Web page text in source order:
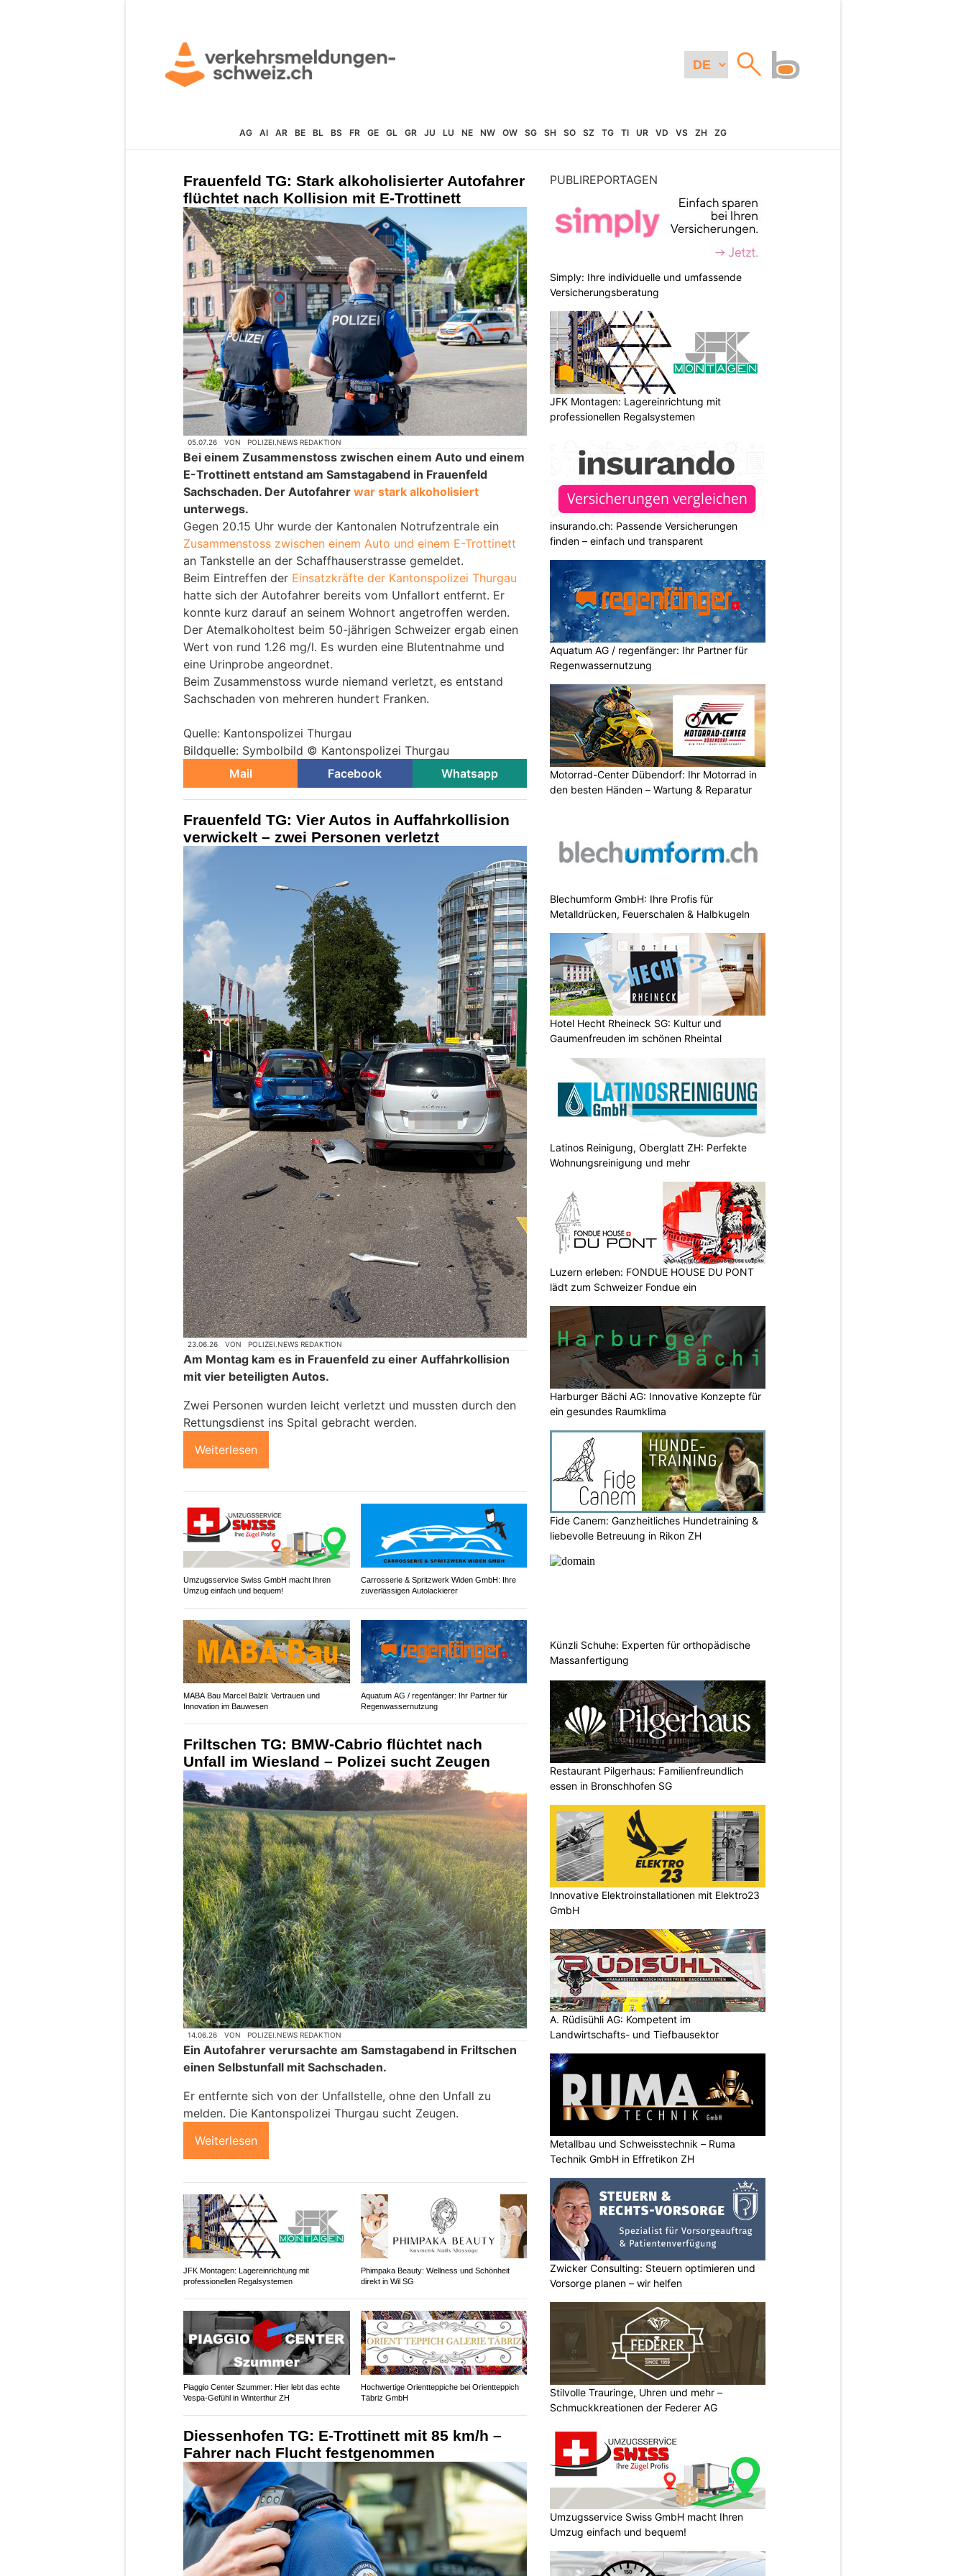
AG AI AR BE BL BS FR GE GL GR JU LU NE NW OW SG SH SO SZ TG TI UR VD VS ZH ZG
Frauenfeld TG: Stark alkoholisierter Autofahrer
flüchtet nach Kollision mit E-Trottinett
05.07.26 VON POLIZEI.NEWS REDAKTION
Bei einem Zusammenstoss zwischen einem Auto und einem
E-Trottinett entstand am Samstagabend in Frauenfeld
Sachschaden. Der Autofahrer war stark alkoholisiert
unterwegs.
Gegen 20.15 Uhr wurde der Kantonalen Notrufzentrale ein
Zusammenstoss zwischen einem Auto und einem E-Trottinett
an Tankstelle an der Schaffhauserstrasse gemeldet.
Beim Eintreffen der Einsatzkräfte der Kantonspolizei Thurgau
hatte sich der Autofahrer bereits vom Unfallort entfernt. Er
konnte kurz darauf an seinem Wohnort angetroffen werden.
Der Atemalkoholtest beim 50-jährigen Schweizer ergab einen
Wert von rund 1.26 mg/l. Es wurden eine Blutentnahme und
eine Urinprobe angeordnet.
Beim Zusammenstoss wurde niemand verletzt, es entstand
Sachschaden von mehreren hundert Franken.
Quelle: Kantonspolizei Thurgau
Bildquelle: Symbolbild © Kantonspolizei Thurgau
Mail
Facebook Whatsapp
Frauenfeld TG: Vier Autos in Auffahrkollision
verwickelt – zwei Personen verletzt
23.06.26 VON POLIZEI.NEWS REDAKTION
Am Montag kam es in Frauenfeld zu einer Auffahrkollision
mit vier beteiligten Autos.
Zwei Personen wurden leicht verletzt und mussten durch den
Rettungsdienst ins Spital gebracht werden.
Weiterlesen
Umzugsservice Swiss GmbH macht Ihren
Umzug einfach und bequem!
Carrosserie & Spritzwerk Widen GmbH: Ihre
zuverlässigen Autolackierer
MABA Bau Marcel Balzli: Vertrauen und
Innovation im Bauwesen
Aquatum AG / regenfänger: Ihr Partner für
Regenwassernutzung
Friltschen TG: BMW-Cabrio flüchtet nach
Unfall im Wiesland – Polizei sucht Zeugen
14.06.26 VON POLIZEI.NEWS REDAKTION
Ein Autofahrer verursachte am Samstagabend in Friltschen
einen Selbstunfall mit Sachschaden.
Er entfernte sich von der Unfallstelle, ohne den Unfall zu
melden. Die Kantonspolizei Thurgau sucht Zeugen.
Weiterlesen
JFK Montagen: Lagereinrichtung mit
professionellen Regalsystemen
Phimpaka Beauty: Wellness und Schönheit
direkt in Wil SG
Piaggio Center Szummer: Hier lebt das echte
Vespa-Gefühl in Winterthur ZH
Hochwertige Orientteppiche bei Orientteppich
Täbriz GmbH
Diessenhofen TG: E-Trottinett mit 85 km/h –
Fahrer nach Flucht festgenommen
PUBLIREPORTAGEN
Simply: Ihre individuelle und umfassende
Versicherungsberatung
JFK Montagen: Lagereinrichtung mit
professionellen Regalsystemen
insurando.ch: Passende Versicherungen
finden – einfach und transparent
Aquatum AG / regenfänger: Ihr Partner für
Regenwassernutzung
Motorrad-Center Dübendorf: Ihr Motorrad in
den besten Händen – Wartung & Reparatur
Blechumform GmbH: Ihre Profis für
Metalldrücken, Feuerschalen & Halbkugeln
Hotel Hecht Rheineck SG: Kultur und
Gaumenfreuden im schönen Rheintal
Latinos Reinigung, Oberglatt ZH: Perfekte
Wohnungsreinigung und mehr
Luzern erleben: FONDUE HOUSE DU PONT
lädt zum Schweizer Fondue ein
Harburger Bächi AG: Innovative Konzepte für
ein gesundes Raumklima
Fide Canem: Ganzheitliches Hundetraining &
liebevolle Betreuung in Rikon ZH
Künzli Schuhe: Experten für orthopädische
Massanfertigung
Restaurant Pilgerhaus: Familienfreundlich
essen in Bronschhofen SG
Innovative Elektroinstallationen mit Elektro23
GmbH
A. Rüdisühli AG: Kompetent im
Landwirtschafts- und Tiefbausektor
Metallbau und Schweisstechnik – Ruma
Technik GmbH in Effretikon ZH
Zwicker Consulting: Steuern optimieren und
Vorsorge planen – wir helfen
Stilvolle Trauringe, Uhren und mehr –
Schmuckkreationen der Federer AG
Umzugsservice Swiss GmbH macht Ihren
Umzug einfach und bequem!